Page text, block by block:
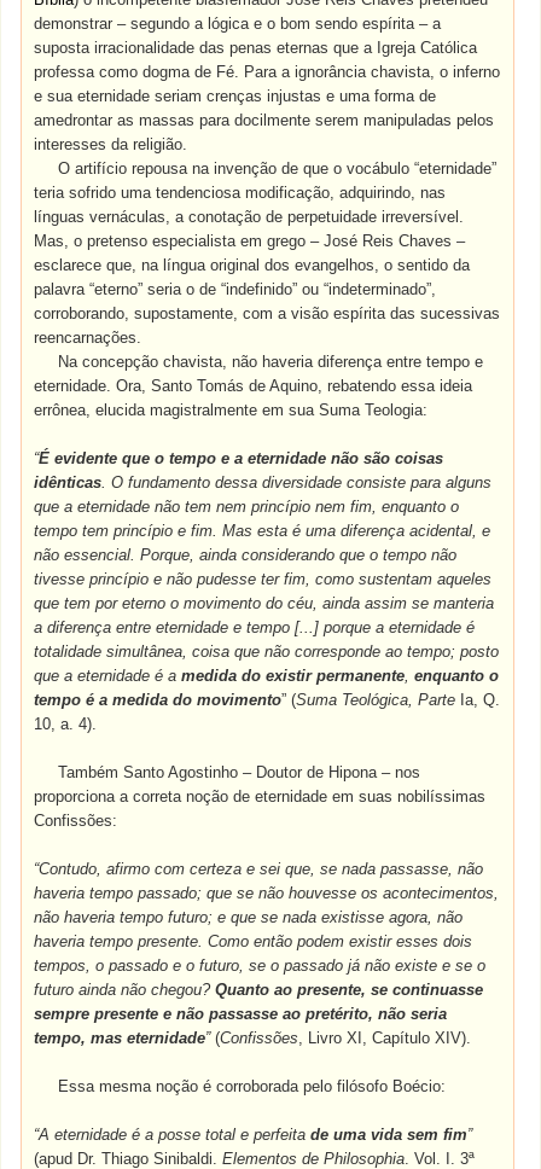
demonstrar – segundo a lógica e o bom sendo espírita – a
suposta irracionalidade das penas eternas que a Igreja Católica
professa como dogma de Fé. Para a ignorância chavista, o inferno
e sua eternidade seriam crenças injustas e uma forma de
amedrontar as massas para docilmente serem manipuladas pelos
interesses da religião.
O artifício repousa na invenção de que o vocábulo “eternidade”
teria sofrido uma tendenciosa modificação, adquirindo, nas
línguas vernáculas, a conotação de perpetuidade irreversível.
Mas, o pretenso especialista em grego – José Reis Chaves –
esclarece que, na língua original dos evangelhos, o sentido da
palavra “eterno” seria o de “indefinido” ou “indeterminado”,
corroborando, supostamente, com a visão espírita das sucessivas
reencarnações.
Na concepção chavista, não haveria diferença entre tempo e
eternidade. Ora, Santo Tomás de Aquino, rebatendo essa ideia
errônea, elucida magistralmente em sua Suma Teologia:
“É evidente que o tempo e a eternidade não são coisas
idênticas. O fundamento dessa diversidade consiste para alguns
que a eternidade não tem nem princípio nem fim, enquanto o
tempo tem princípio e fim. Mas esta é uma diferença acidental, e
não essencial. Porque, ainda considerando que o tempo não
tivesse princípio e não pudesse ter fim, como sustentam aqueles
que tem por eterno o movimento do céu, ainda assim se manteria
a diferença entre eternidade e tempo [...] porque a eternidade é
totalidade simultânea, coisa que não corresponde ao tempo; posto
que a eternidade é amedida do existir permanente,enquanto o
tempo é a medida do movimento” (Suma Teológica, Parte Ia, Q.
10, a. 4).
Também Santo Agostinho – Doutor de Hipona – nos
proporciona a correta noção de eternidade em suas nobilíssimas
Confissões:
“Contudo, afirmo com certeza e sei que, se nada passasse, não
haveria tempo passado; que se não houvesse os acontecimentos,
não haveria tempo futuro; e que se nada existisse agora, não
haveria tempo presente. Como então podem existir esses dois
tempos, o passado e o futuro, se o passado já não existe e se o
futuro ainda não chegou?Quanto ao presente, se continuasse
sempre presente e não passasse ao pretérito, não seria
tempo, mas eternidade”(Confissões, Livro XI, Capítulo XIV).
Essa mesma noção é corroborada pelo filósofo Boécio:
“A eternidade é a posse total e perfeitade uma vida sem fim”
(apud Dr. Thiago Sinibaldi.Elementos de Philosophia. Vol. I. 3ª